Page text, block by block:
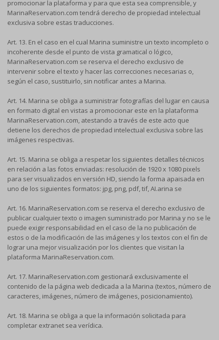
promocionar la plataforma y para que esta sea comprensible, y
MarinaReservation.com tendrá derecho de propiedad intelectual
exclusiva sobre estas traducciones.
Art. 13. En el caso en el cual Marina suministre un texto incompleto o
incoherente desde el punto de vista gramatical o lógico,
MarinaReservation.com se reserva el derecho exclusivo de
intervenir sobre el texto y hacer las correcciones necesarias o,
según el caso, sustituirlo, sin notificar antes a Marina.
Art. 14. Marina se obliga a suministrar fotografías del lugar en causa
en formato digital en vistas a promocionar este en la plataforma
MarinaReservation.com, atestando a través de este acto que
detiene los derechos de propiedad intelectual exclusiva sobre las
imágenes respectivas.
Art. 15. Marina se obliga a respetar los siguientes detalles técnicos
en relación a las fotos enviadas: resolución de 1920 x 1080 pixels
para ser visualizados en versión HD, siendo la forma apaisada en
uno de los siguientes formatos: jpg, png, pdf, tif, AI.arina se
Art. 16. MarinaReservation.com se reserva el derecho exclusivo de
publicar cualquier texto o imagen suministrado por Marina y no se le
puede exigir responsabilidad en el caso de la no publicación de
estos o de la modificación de las imágenes y los textos con el fin de
lograr una mejor visualización por los clientes que visitan la
plataforma MarinaReservation.com.
Art. 17. MarinaReservation.com gestionará exclusivamente el
contenido de la página web dedicada a la Marina (textos, número de
caracteres, imágenes, número de imágenes, posicionamiento).
Art. 18. Marina se obliga a que la información solicitada para
completar extranet sea verídica.